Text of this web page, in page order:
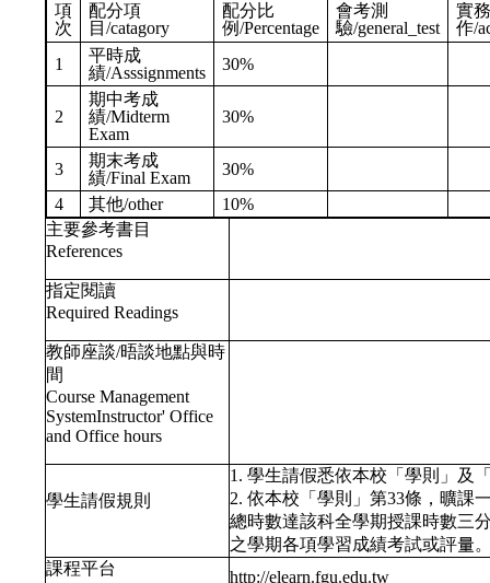
項
次
配分項
目/catagory
配分比
例/Percentage
會考測
驗/general_test
實
作/
1
平時成
績/Asssignments
30%
2
期中考成
績/Midterm
Exam
30%
3
期末考成
績/Final Exam
30%
4
其他/other
10%
主要參考書目
References
指定閱讀
Required Readings
教師座談/晤談地點與時
間
Course Management
SystemInstructor' Office
and Office hours
學生請假規則
1. 學生請假悉依本校「學則」及
2. 依本校「學則」第33條，曠課
總時數達該科全學期授課時數三
之學期各項學習成績考試或評量
課程平台
http://elearn.fgu.edu.tw